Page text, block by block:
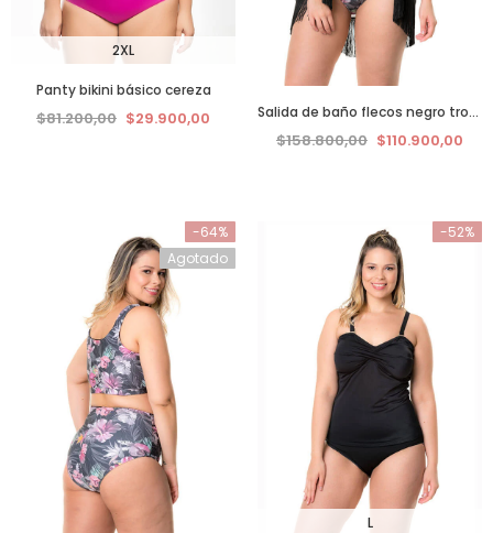
2XL
Panty bikini básico cereza
$81.200,00 $29.900,00 Salida de baño flecos negro tropical
$158.800,00 $110.900,00
-64%
Agotado
-52%
L